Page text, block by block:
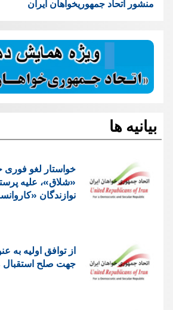
منشور اتحاد جمهوریخواهان ایران
بیانیه ها
خواستار لغو فوری
«شلاق»، علیه
نوازندگان
از توافق اولیه به
جهت صلح استقبال